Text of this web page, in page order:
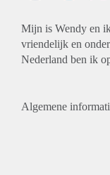
Mijn is Wendy en
vriendelijk en
Nederland ben ik
Algemene